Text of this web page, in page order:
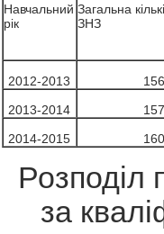
Навчальний
рік
Загальна
ЗНЗ
2012-2013
2013-2014
2014-2015
Розподіл
за